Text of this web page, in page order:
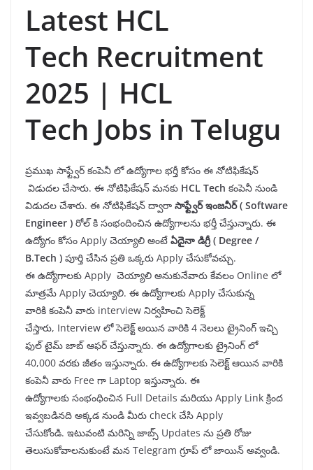
Latest HCL
Tech Recruitment
2025 | HCL
Tech Jobs in Telugu
ప్రముఖ సాఫ్ట్వేర్ కంపెనీ లో ఉద్యోగాల భర్తీ కోసం ఈ నోటిఫికేషన్
విడుదల చేసారు. ఈ నోటిఫికేషన్ మనకు HCL Tech కంపెనీ నుండి
విడుదల చేశారు. ఈ నోటిఫికేషన్ ద్వారా సాఫ్ట్వేర్ ఇంజనీర్ ( Software
Engineer ) రోల్ కి సంభందించిన ఉద్యోగాలను భర్తీ చేస్తున్నారు. ఈ
ఉద్యోగం కోసం Apply చెయ్యాలి అంటే ఏదైనా డిగ్రీ ( Degree /
B.Tech ) పూర్తి చేసిన ప్రతి ఒక్కరు Apply చేసుకోవచ్చు.
ఈ ఉద్యోగాలకు Apply చెయ్యాలి అనుకునేవారు కేవలం Online లో
మాత్రమే Apply చెయ్యాలి. ఈ ఉద్యోగాలకు Apply చేసుకున్న
వారికి కంపెనీ వారు interview నిర్వహించి సెలెక్ట్
చేస్తారు, Interview లో సెలెక్ట్ అయిన వారికి 4 నెలలు ట్రైనింగ్ ఇచ్చి
ఫుల్ టైమ్ జాబ్ ఆఫర్ చేస్తున్నారు. ఈ ఉద్యోగాలకు ట్రైనింగ్ లో
40,000 వరకు జీతం ఇస్తున్నారు. ఈ ఉద్యోగాలకు సెలెక్ట్ ఆయిన వారికి
కంపెనీ వారు Free గా Laptop ఇస్తున్నారు. ఈ
ఉద్యోగాలకు సంభంధించిన Full Details మరియు Apply Link క్రింద
ఇవ్వబడినది అక్కడ నుండి మీరు check చేసి Apply
చేసుకోండి. ఇటువంటి మరిన్ని జాబ్స్ Updates ను ప్రతి రోజు
తెలుసుకోవాలనుకుంటే మన Telegram గ్రూప్ లో జాయిన్ అవ్వండి.